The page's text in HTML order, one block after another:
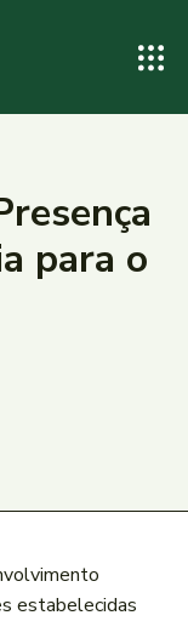
para o
estabelecidas